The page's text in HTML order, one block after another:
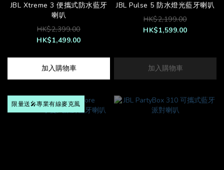
JBL Xtreme 3 便攜式防水藍牙
喇叭
HK$2,399.00
HK$1,499.00
加入購物車
JBL Pulse 5 防水燈光藍牙喇叭
HK$2,199.00
HK$1,599.00
加入購物車
限量送🎤專業有線麥克風